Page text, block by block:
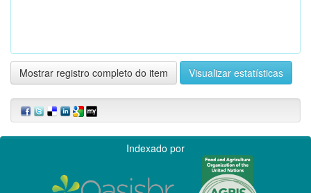
Mostrar registro completo do item Visualizar estatísticas
Indexado por